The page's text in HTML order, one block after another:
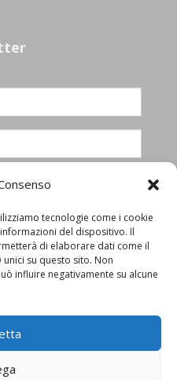
tecnologie come i cookie
del dispositivo. Il
di elaborare dati come il
su questo sito. Non
influire negativamente su alcune
l’informativa